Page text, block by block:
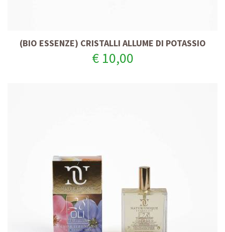
(BIO ESSENZE) CRISTALLI ALLUME DI POTASSIO
€ 10,00